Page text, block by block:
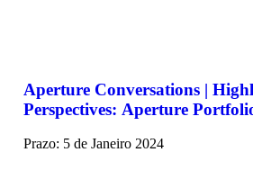
Aperture Conversations |
Perspectives: Aperture
Prazo: 5 de Janeiro 2024